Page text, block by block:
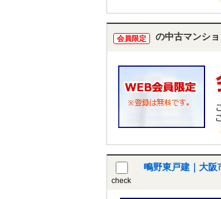
会員限定 の中古マンシ
check
鴫野東戸建｜大阪